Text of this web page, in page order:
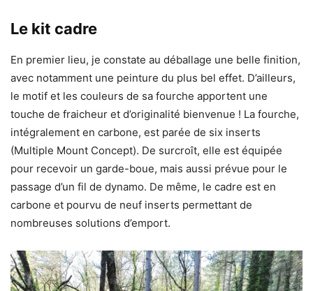
Le kit cadre
En premier lieu, je constate au déballage une belle finition,
avec notamment une peinture du plus bel effet. D’ailleurs,
le motif et les couleurs de sa fourche apportent une
touche de fraicheur et d’originalité bienvenue ! La fourche,
intégralement en carbone, est parée de six inserts
(Multiple Mount Concept). De surcroît, elle est équipée
pour recevoir un garde-boue, mais aussi prévue pour le
passage d’un fil de dynamo. De même, le cadre est en
carbone et pourvu de neuf inserts permettant de
nombreuses solutions d’emport.